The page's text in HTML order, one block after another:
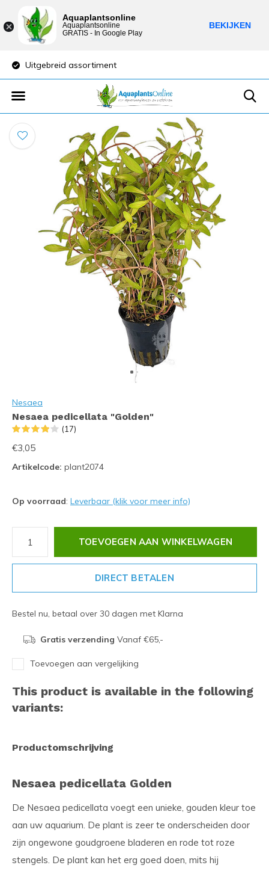
Uitgebreid assortiment
Nesaea
Nesaea pedicellata "Golden"
(17)
€3,05
Artikelcode: plant2074
Op voorraad: Leverbaar (klik voor meer info)
TOEVOEGEN AAN WINKELWAGEN
DIRECT BETALEN
Bestel nu, betaal over 30 dagen met Klarna
Gratis verzending Vanaf €65,-
Toevoegen aan vergelijking
This product is available in the following
variants:
Productomschrijving
Nesaea pedicellata Golden
De Nesaea pedicellata voegt een unieke, gouden kleur toe
aan uw aquarium. De plant is zeer te onderscheiden door
zijn ongewone goudgroene bladeren en rode tot roze
stengels. De plant kan het erg goed doen, mits hij
Aquaplantsonline
Aquaplantsonline
GRATIS - In Google Play
BEKIJKEN